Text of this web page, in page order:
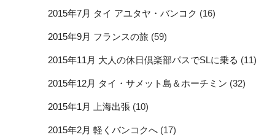
2015年7月 タイ アユタヤ・バンコク (16)
2015年9月 フランスの旅 (59)
2015年11月 大人の休日倶楽部パスでSLに乗る (11)
2015年12月 タイ・サメット島＆ホーチミン (32)
2015年1月 上海出張 (10)
2015年2月 軽くバンコクへ (17)